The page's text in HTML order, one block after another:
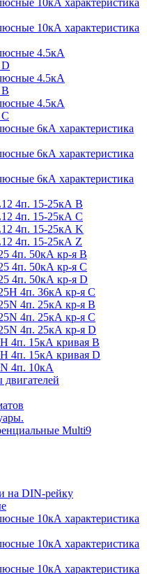
10кА характеристика
4.5кА
D
4.5кА
В
4.5кА
С
6кА характеристика
6кА характеристика
6кА характеристика
4п. 15-25кА B
4п. 15-25кА C
4п. 15-25кА K
4п. 15-25кА Z
4п. 50кА кр-я B
4п. 50кА кр-я C
4п. 50кА кр-я D
4п. 36кА кр-я C
4п. 25кА кр-я B
4п. 25кА кр-я C
4п. 25кА кр-я D
4п. 15кА кривая B
4п. 15кА кривая D
4п. 10кА
Multi9
на DIN-рейку
10кА характеристика
10кА характеристика
10кА характеристика